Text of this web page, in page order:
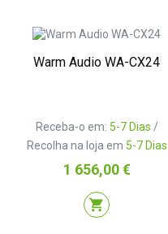
Warm Audio WA-CX24
Receba-o em: 5-7 Dias /
Recolha na loja em 5-7 Dias
Preço
1 656,00 €
shopping_cart